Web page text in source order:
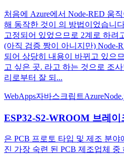
처음에 Azure에서 Node-RED 움
해 동작한 것이 의 방법이었습니
고정되어 있었으므로 2계로 하려
(아직 검증 짱이 아니지만) Node-
되어 상당히 내용이 바뀌고 있으
고 싶은 곳. 라고 하는 것으로 조
리로부터 잘 되...
WebApps자바스크립트Azure
ESP32-S2-WROOM 브레
은 PCB 프로토 타입 및 제조 분
진 가장 숙련 된 PCB 제조업체